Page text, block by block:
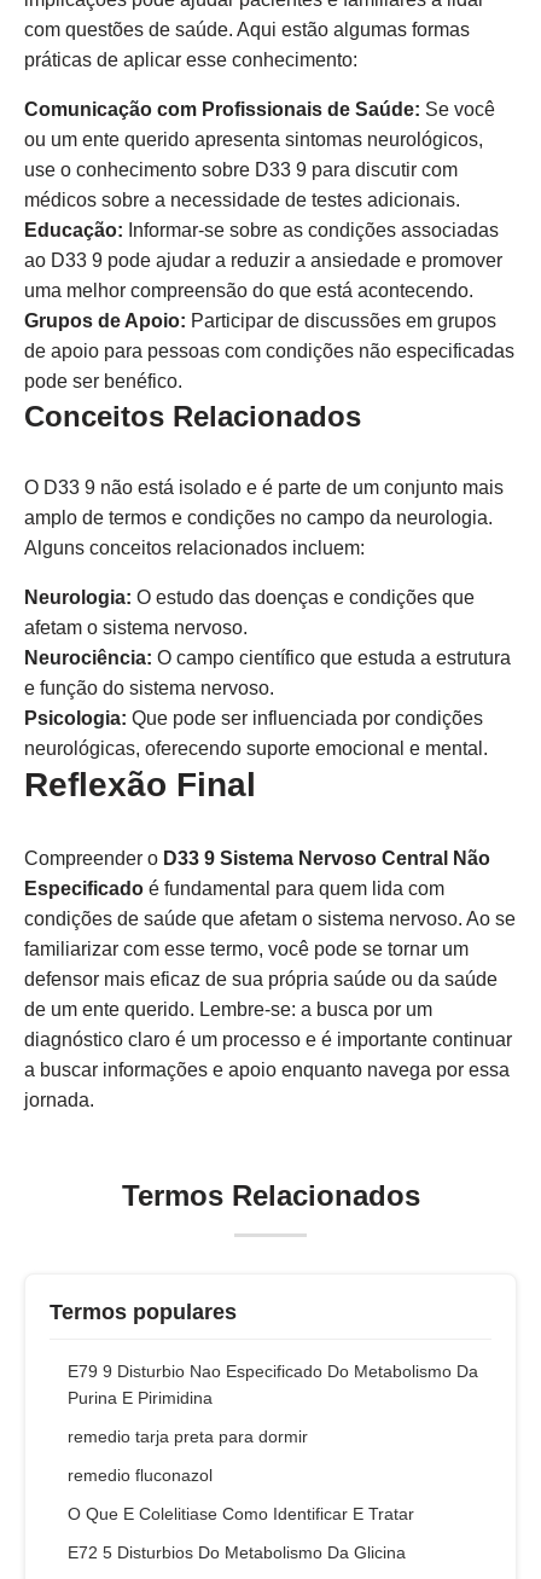
com questões de saúde. Aqui estão algumas formas
práticas de aplicar esse conhecimento:
Comunicação com Profissionais de Saúde: Se você
ou um ente querido apresenta sintomas neurológicos,
use o conhecimento sobre D33 9 para discutir com
médicos sobre a necessidade de testes adicionais.
Educação: Informar-se sobre as condições associadas
ao D33 9 pode ajudar a reduzir a ansiedade e promover
uma melhor compreensão do que está acontecendo.
Grupos de Apoio: Participar de discussões em grupos
de apoio para pessoas com condições não especificadas
pode ser benéfico.
Conceitos Relacionados
O D33 9 não está isolado e é parte de um conjunto mais
amplo de termos e condições no campo da neurologia.
Alguns conceitos relacionados incluem:
Neurologia: O estudo das doenças e condições que
afetam o sistema nervoso.
Neurociência: O campo científico que estuda a estrutura
e função do sistema nervoso.
Psicologia: Que pode ser influenciada por condições
neurológicas, oferecendo suporte emocional e mental.
Reflexão Final
Compreender o D33 9 Sistema Nervoso Central Não
Especificado é fundamental para quem lida com
condições de saúde que afetam o sistema nervoso. Ao se
familiarizar com esse termo, você pode se tornar um
defensor mais eficaz de sua própria saúde ou da saúde
de um ente querido. Lembre-se: a busca por um
diagnóstico claro é um processo e é importante continuar
a buscar informações e apoio enquanto navega por essa
jornada.
Termos Relacionados
Termos populares
E79 9 Disturbio Nao Especificado Do Metabolismo Da
Purina E Pirimidina
remedio tarja preta para dormir
remedio fluconazol
O Que E Colelitiase Como Identificar E Tratar
E72 5 Disturbios Do Metabolismo Da Glicina